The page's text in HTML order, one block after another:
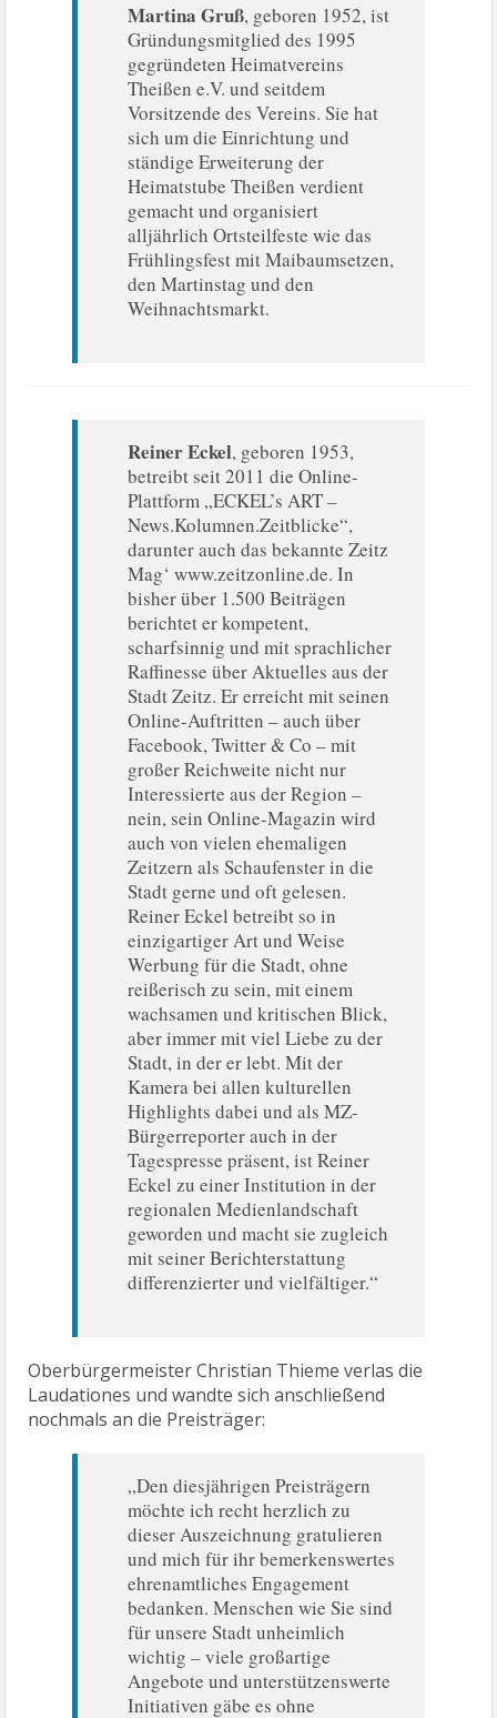
Martina Gruß, geboren 1952, ist
Gründungsmitglied des 1995
gegründeten Heimatvereins
Theißen e.V. und seitdem
Vorsitzende des Vereins. Sie hat
sich um die Einrichtung und
ständige Erweiterung der
Heimatstube Theißen verdient
gemacht und organisiert
alljährlich Ortsteilfeste wie das
Frühlingsfest mit Maibaumsetzen,
den Martinstag und den
Weihnachtsmarkt.
Reiner Eckel, geboren 1953,
betreibt seit 2011 die Online-
Plattform „ECKEL’s ART –
News.Kolumnen.Zeitblicke“,
darunter auch das bekannte Zeitz
Mag‘ www.zeitzonline.de. In
bisher über 1.500 Beiträgen
berichtet er kompetent,
scharfsinnig und mit sprachlicher
Raffinesse über Aktuelles aus der
Stadt Zeitz. Er erreicht mit seinen
Online-Auftritten – auch über
Facebook, Twitter & Co – mit
großer Reichweite nicht nur
Interessierte aus der Region –
nein, sein Online-Magazin wird
auch von vielen ehemaligen
Zeitzern als Schaufenster in die
Stadt gerne und oft gelesen.
Reiner Eckel betreibt so in
einzigartiger Art und Weise
Werbung für die Stadt, ohne
reißerisch zu sein, mit einem
wachsamen und kritischen Blick,
aber immer mit viel Liebe zu der
Stadt, in der er lebt. Mit der
Kamera bei allen kulturellen
Highlights dabei und als MZ-
Bürgerreporter auch in der
Tagespresse präsent, ist Reiner
Eckel zu einer Institution in der
regionalen Medienlandschaft
geworden und macht sie zugleich
mit seiner Berichterstattung
differenzierter und vielfältiger.“
Oberbürgermeister Christian Thieme verlas die
Laudationes und wandte sich anschließend
nochmals an die Preisträger:
„Den diesjährigen Preisträgern
möchte ich recht herzlich zu
dieser Auszeichnung gratulieren
und mich für ihr bemerkenswertes
ehrenamtliches Engagement
bedanken. Menschen wie Sie sind
für unsere Stadt unheimlich
wichtig – viele großartige
Angebote und unterstützenswerte
Initiativen gäbe es ohne